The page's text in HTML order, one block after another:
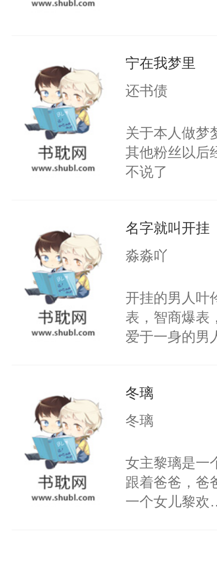
宁在我梦里
还书债
关于本人做梦
其他粉丝以后
不说了
名字就叫开挂
淼淼吖
开挂的男人叶
表，智商爆表
爱于一身的男
性格：骚，除
冬璃
冬璃
女主黎璃是一
跟着爸爸，爸
一个女儿黎